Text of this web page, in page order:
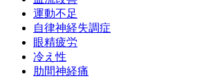
運動不足
自律神経失調症
眼精疲労
冷え性
肋間神経痛